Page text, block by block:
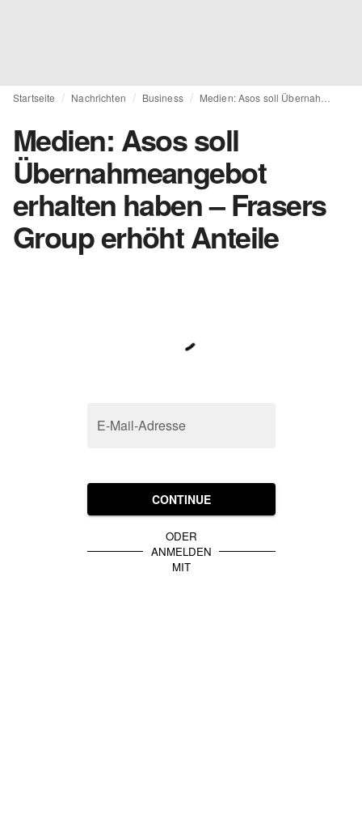
Startseite Nachrichten Business
Medien: Asos soll
Übernahmeangebot
erhalten haben – Frasers
Group erhöht Anteile
E-Mail-Adresse
CONTINUE
ODER
ANMELDEN
MIT